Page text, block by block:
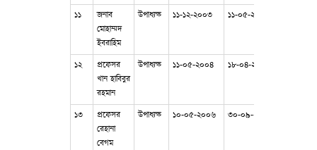
১১
জনাব
মোহাম্মদ
ইবরাহিম
উপাধ্যক্ষ ১১-১২-২০০৩ ১১-০৫-২০০৪
১২
প্রফেসর
খান হাবিবুর
রহমান
উপাধ্যক্ষ ১১-০৫-২০০৪ ১৮-০৪-২০০৬
১৩
প্রফেসর
রেহানা
বেগম
উপাধ্যক্ষ ১০-০৫-২০০৬ ৩০-০৯-২০০৬